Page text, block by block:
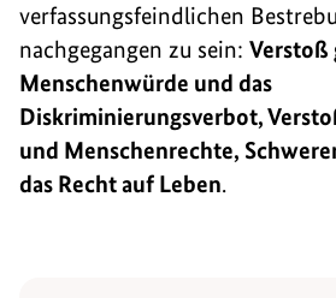
verfassungsfeindlichen
nachgegangen zu sein: Verstoß
Menschenwürde und das
Diskriminierungsverbot,
und Menschenrechte,
das Recht auf Leben.